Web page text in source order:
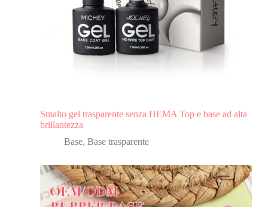
Smalto gel trasparente senza HEMA Top e base ad alta
brillantezza
Base, Base trasparente